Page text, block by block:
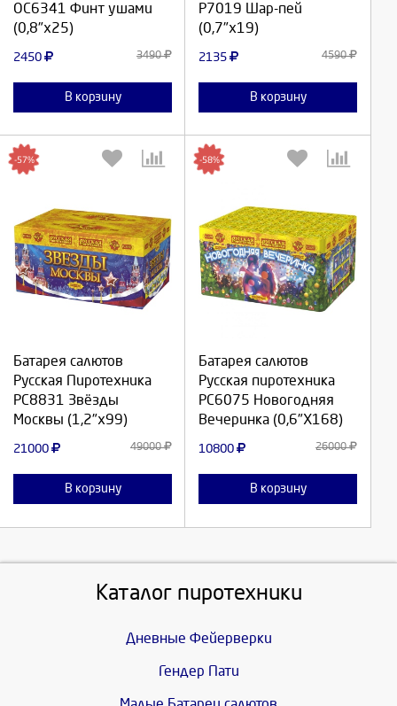
ОС6341 Финт ушами
(0,8"х25)
2450 3490
В корзину
Отмена
Р7019 Шар-пей
(0,7"х19)
2135 4590
В корзину
Отмена
Батарея салютов
Русская Пиротехника
РС8831 Звёзды
Москвы (1,2"х99)
-57%
21000 49000
В корзину
Выберите количество:
Продолжить
Отмена
Батарея салютов
Русская пиротехника
РС6075 Новогодняя
Вечеринка (0,6"Х168)
-58%
10800 26000
В корзину
Выберите количество:
Продолжить
Отмена
Каталог пиротехники
Дневные Фейерверки
Гендер Пати